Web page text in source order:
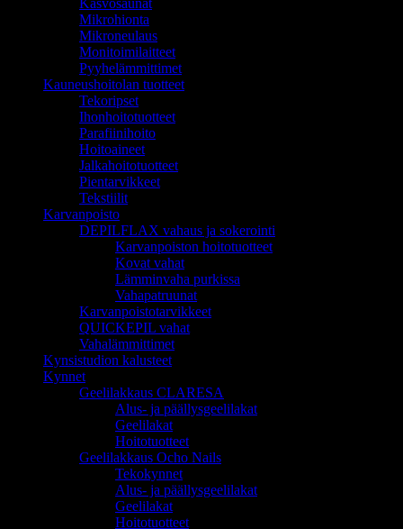
Kasvosaunat
Mikrohionta
Mikroneulaus
Monitoimilaitteet
Pyyhelämmittimet
Kauneushoitolan tuotteet
Tekoripset
Ihonhoitotuotteet
Parafiinihoito
Hoitoaineet
Jalkahoitotuotteet
Pientarvikkeet
Tekstiilit
Karvanpoisto
DEPILFLAX vahaus ja sokerointi
Karvanpoiston hoitotuotteet
Kovat vahat
Lämminvaha purkissa
Vahapatruunat
Karvanpoistotarvikkeet
QUICKEPIL vahat
Vahalämmittimet
Kynsistudion kalusteet
Kynnet
Geelilakkaus CLARESA
Alus- ja päällysgeelilakat
Geelilakat
Hoitotuotteet
Geelilakkaus Ocho Nails
Tekokynnet
Alus- ja päällysgeelilakat
Geelilakat
Hoitotuotteet